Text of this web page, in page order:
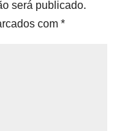
será publicado.
com *